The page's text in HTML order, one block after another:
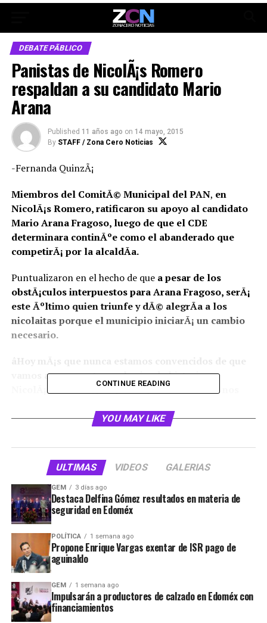
DEBATE PÃBLICO
Panistas de NicolÃ¡s Romero
respaldan a su candidato Mario
Arana
Published 11 años ago on 14 mayo, 2015
By STAFF / Zona Cero Noticias
-Fernanda QuinzÃ¡
Miembros del ComitÃ© Municipal del PAN, en
NicolÃ¡s Romero, ratificaron su apoyo al candidato
Mario Arana Fragoso, luego de que el CDE
determinara continÃºe como el abanderado que
competirÃ¡ por la alcaldÃ­a.
Puntualizaron en el hecho de que a pesar de los
obstÃ¡culos interpuestos para Arana Fragoso, serÃ¡
este Ãºltimo quien triunfe y dÃ© alegrÃ­a a los
nicolaitas porque el municipio iniciarÃ¡ un cambio
necesario.
âHoy mÃ¡s que nunca estamos convencidos de que
vamos a ganar, estamos haciendo historia en
NicolÃ¡s Romero, porque lo que no nos mata nos
porque somos mÃ¡s los que queremos un cambio en
AdemÃ¡s, seÃ±alaron que
CONTINUE READING
YOU MAY LIKE
ULTIMAS VIDEOS GALERIAS
GEM 3 días ago
Destaca Delfina Gómez resultados en materia de
seguridad en Edoméx
POLÍTICA 1 semana ago
Propone Enrique Vargas exentar de ISR pago de
aguinaldo
GEM 1 semana ago
Impulsarán a productores de calzado en Edoméx con
financiamientos